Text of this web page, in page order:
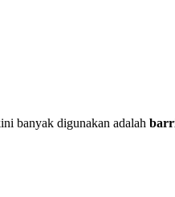
banyak digunakan adalah